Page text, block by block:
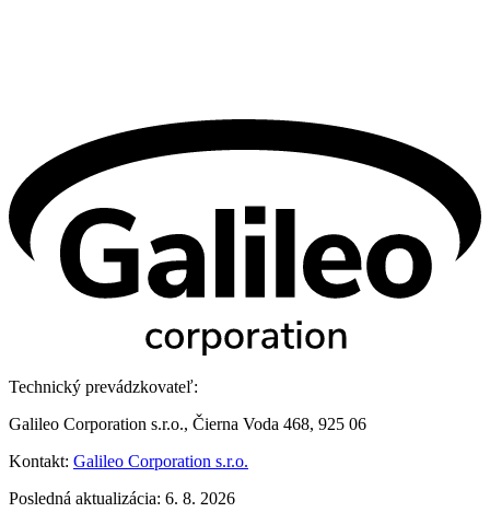
Technický prevádzkovateľ:
Galileo Corporation s.r.o., Čierna Voda 468, 925 06
Kontakt: Galileo Corporation s.r.o.
Posledná aktualizácia: 6. 8. 2026